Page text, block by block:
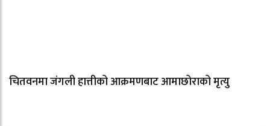
चितवनमा जंगली हात्तीको आक्रमणबाट आमाछोराको मृत्यु